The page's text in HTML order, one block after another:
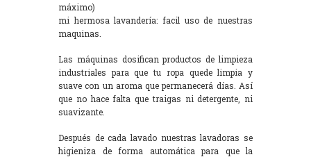
máximo)
mi hermosa lavandería: facil uso de nuestras
maquinas.
Las máquinas dosifican productos de limpieza
industriales para que tu ropa quede limpia y
suave con un aroma que permanecerá días. Así
que no hace falta que traigas ni detergente, ni
suavizante.
Después de cada lavado nuestras lavadoras se
higieniza de forma automática para que la